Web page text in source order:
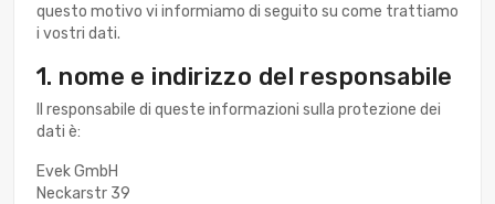
questo motivo vi informiamo di seguito su come trattiamo
i vostri dati.
1. nome e indirizzo del responsabile
Il responsabile di queste informazioni sulla protezione dei
dati è:
Evek GmbH
Neckarstr 39